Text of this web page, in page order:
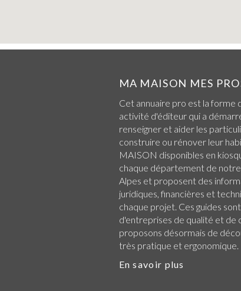
MA MAISON MES
Cet annuaire pro est la forme
activité d'éditeur qui a
renseigner et aider les
construire ou rénover leur
MAISON disponibles en
chaque département de notre
Alpes et proposent des
juridiques, financières et
chaque projet. Ces guides
d'entreprises de qualité et de
proposons désormais de
très pratique et ergonomique.
En savoir plus